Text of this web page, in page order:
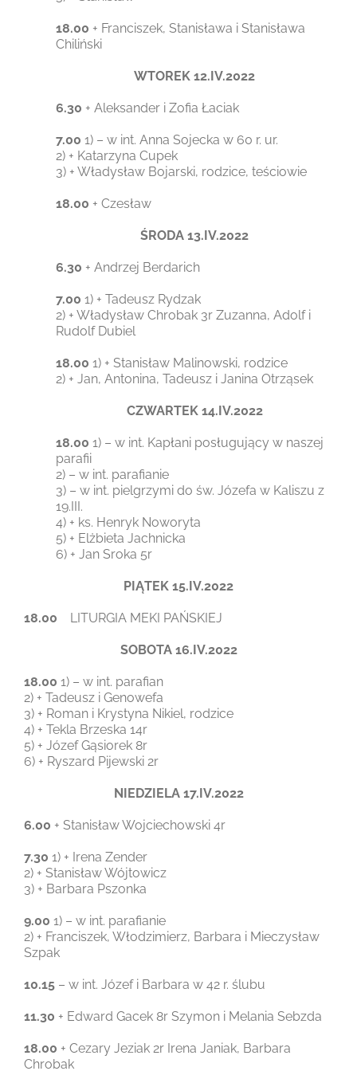
18.00 + Franciszek, Stanisława i Stanisława
Chiliński
WTOREK 12.IV.2022
6.30 + Aleksander i Zofia Łaciak
7.00 1) – w int. Anna Sojecka w 60 r. ur.
2) + Katarzyna Cupek
3) + Władysław Bojarski, rodzice, teściowie
18.00 + Czesław
ŚRODA 13.IV.2022
6.30 + Andrzej Berdarich
7.00 1) + Tadeusz Rydzak
2) + Władysław Chrobak 3r Zuzanna, Adolf i
Rudolf Dubiel
18.00 1) + Stanisław Malinowski, rodzice
2) + Jan, Antonina, Tadeusz i Janina Otrząsek
CZWARTEK 14.IV.2022
18.00 1) – w int. Kapłani posługujący w naszej
parafii
2) – w int. parafianie
3) – w int. pielgrzymi do św. Józefa w Kaliszu z
19.III.
4) + ks. Henryk Noworyta
5) + Elżbieta Jachnicka
6) + Jan Sroka 5r
PIĄTEK 15.IV.2022
18.00 LITURGIA MEKI PAŃSKIEJ
SOBOTA 16.IV.2022
18.00 1) – w int. parafian
2) + Tadeusz i Genowefa
3) + Roman i Krystyna Nikiel, rodzice
4) + Tekla Brzeska 14r
5) + Józef Gąsiorek 8r
6) + Ryszard Pijewski 2r
NIEDZIELA 17.IV.2022
6.00 + Stanisław Wojciechowski 4r
7.30 1) + Irena Zender
2) + Stanisław Wójtowicz
3) + Barbara Pszonka
9.00 1) – w int. parafianie
2) + Franciszek, Włodzimierz, Barbara i Mieczysław
Szpak
10.15– w int. Józef i Barbara w 42 r. ślubu
11.30 + Edward Gacek 8r Szymon i Melania Sebzda
18.00 + Cezary Jeziak 2r Irena Janiak, Barbara
Chrobak